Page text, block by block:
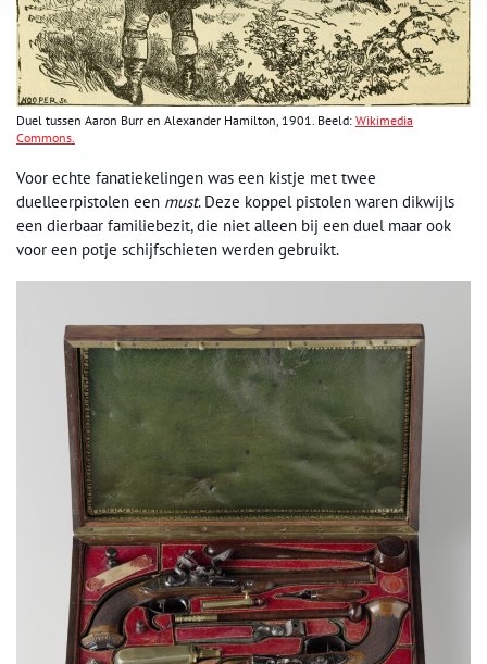
Duel tussen Aaron Burr en Alexander Hamilton, 1901. Beeld: Wikimedia
Commons.
Voor echte fanatiekelingen was een kistje met twee
duelleerpistolen een must. Deze koppel pistolen waren dikwijls
een dierbaar familiebezit, die niet alleen bij een duel maar ook
voor een potje schijfschieten werden gebruikt.